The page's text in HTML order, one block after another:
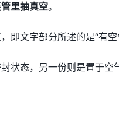
里抽真空。
文字部分所述的是“有空
状态，另一份则是置于空